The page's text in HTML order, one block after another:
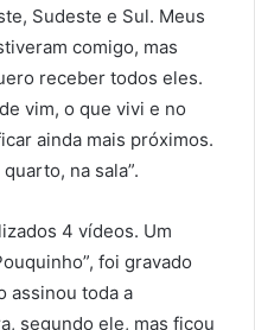
Sudeste e Sul. Meus
comigo, mas
receber todos eles.
vim, o que vivi e no
ainda mais próximos.
na sala”.
4 vídeos. Um
foi gravado
assinou toda a
segundo ele, mas ficou